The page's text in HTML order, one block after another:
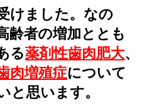
けました。なの
齢者の増加ととも
る薬剤性歯肉肥大、
肉増殖症について
思います。